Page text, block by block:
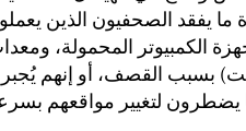
ما يفقد الصحفيون الذين
الكمبيوتر المحمولة،
بسبب القصف، أو إنهم
يضطرون لتغيير مواقعهم